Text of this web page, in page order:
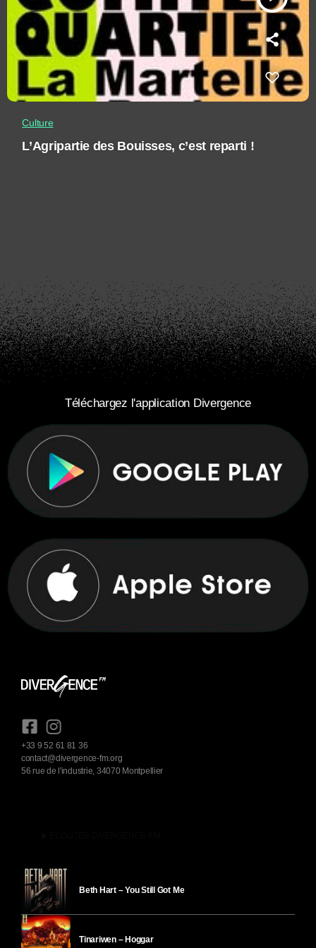
Culture
L’Agripartie des Bouisses, c’est reparti !
Téléchargez l'application Divergence
+33 9 52 61 81 36
contact@divergence-fm.org
56 rue de l'industrie, 34070 Montpellier
Beth Hart – You Still Got Me
Tinariwen – Hoggar